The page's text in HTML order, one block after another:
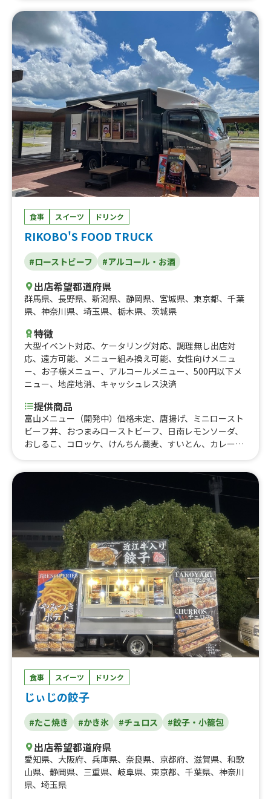
ミ重、ふりふりポテト、ザンギ、サツマイモチップス、大
分中津唐揚げ、ロングポテト、北海道チーズボール、フラ
ンクフルト、焼き牡蠣 蒸し牡蠣、焼きそば、牛串、かき
氷、ソフトクリーム
食事 スイーツ ドリンク
RIKOBO'S FOOD TRUCK
#ローストビーフ #アルコール・お酒
出店希望都道府県
群馬県、 長野県、 新潟県、 静岡県、 宮城県、 東京都、 千葉
県、 神奈川県、 埼玉県、 栃木県、 茨城県
特徴
大型イベント対応、 ケータリング対応、 調理無し出店対
応、 遠方可能、 メニュー組み換え可能、 女性向けメニュ
ー、 お子様メニュー、 アルコールメニュー、 500円以下メ
ニュー、 地産地消、 キャッシュレス決済
提供商品
富山メニュー（開発中）価格未定、唐揚げ、ミニロースト
ビーフ丼、おつまみローストビーフ、日南レモンソーダ、
おしるこ、コロッケ、けんちん蕎麦、すいとん、カレー、
ーストビーフ丼、ガーリックバタートースト&ローストビ
ーフサラダ、ローディトフライ、ローストビーフ握り5
貫、かき氷、ポップコーン、フリフリポテト、チュロス、
信州かき揚げ蕎麦、ローストビーフ丼
食事 スイーツ ドリンク
じぃじの餃子
#たこ焼き #かき氷 #チュロス #餃子・小籠包
出店希望都道府県
愛知県、 大阪府、 兵庫県、 奈良県、 京都府、 滋賀県、 和歌
山県、 静岡県、 三重県、 岐阜県、 東京都、 千葉県、 神奈川
県、 埼玉県